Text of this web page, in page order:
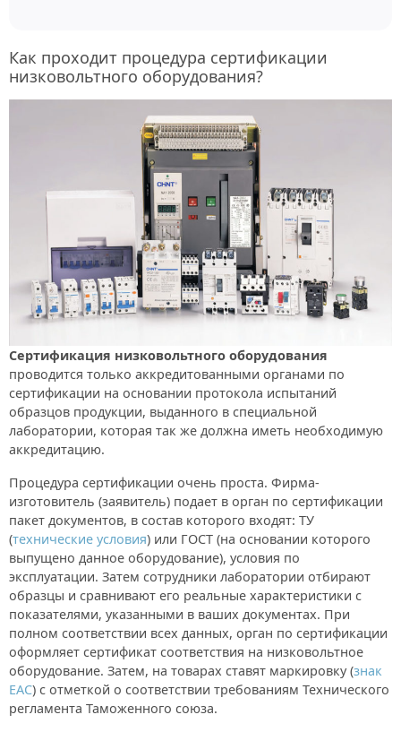
Как проходит процедура сертификации
низковольтного оборудования?
Сертификация низковольтного оборудования
проводится только аккредитованными органами по
сертификации на основании протокола испытаний
образцов продукции, выданного в специальной
лаборатории, которая так же должна иметь необходимую
аккредитацию.
Процедура сертификации очень проста. Фирма-
изготовитель (заявитель) подает в орган по сертификации
пакет документов, в состав которого входят: ТУ
(технические условия) или ГОСТ (на основании которого
выпущено данное оборудование), условия по
эксплуатации. Затем сотрудники лаборатории отбирают
образцы и сравнивают его реальные характеристики с
показателями, указанными в ваших документах. При
полном соответствии всех данных, орган по сертификации
оформляет сертификат соответствия на низковольтное
оборудование. Затем, на товарах ставят маркировку (знак
EAC) с отметкой о соответствии требованиям Технического
регламента Таможенного союза.